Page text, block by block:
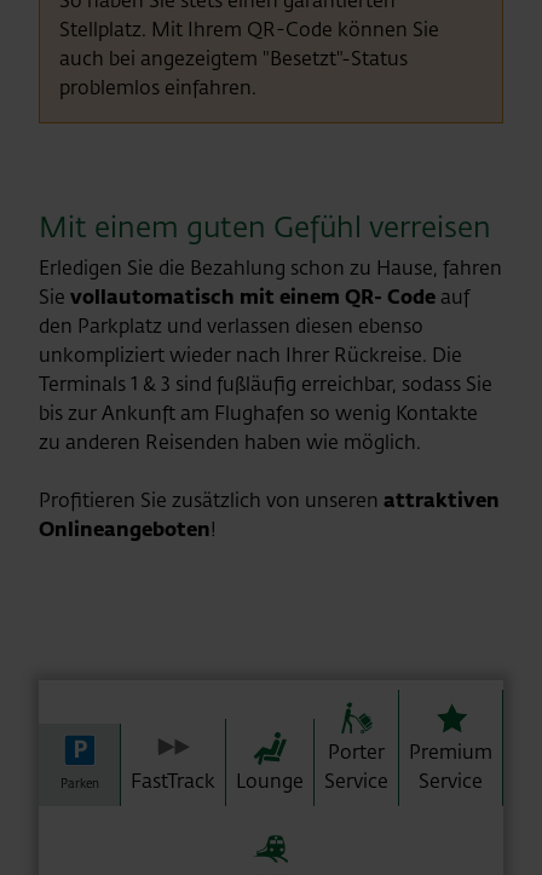
Stellplatz. Mit Ihrem QR-Code können Sie
auch bei angezeigtem "Besetzt"-Status
problemlos einfahren.
Mit einem guten Gefühl verreisen
Erledigen Sie die Bezahlung schon zu Hause, fahren
Sie vollautomatisch mit einem QR- Code auf
den Parkplatz und verlassen diesen ebenso
unkompliziert wieder nach Ihrer Rückreise. Die
Terminals 1 & 3 sind fußläufig erreichbar, sodass Sie
bis zur Ankunft am Flughafen so wenig Kontakte
zu anderen Reisenden haben wie möglich.
Profitieren Sie zusätzlich von unseren attraktiven
Onlineangeboten!
Parken FastTrack Lounge
Porter
Service
Premium
Service